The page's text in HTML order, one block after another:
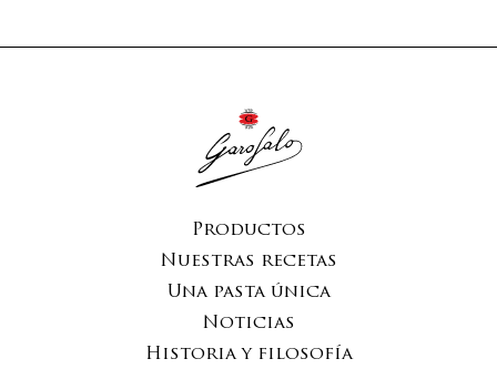
Productos
Nuestras recetas
Una pasta única
Noticias
Historia y filosofía